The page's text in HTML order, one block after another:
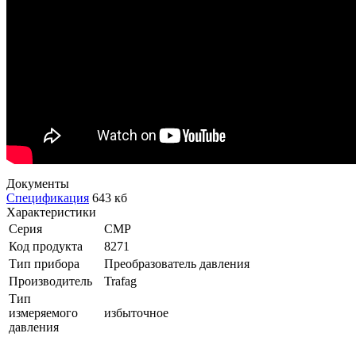
Документы
Спецификация 643 кб
Характеристики
Серия
CMP
Код продукта
8271
Тип прибора
Преобразователь давления
Производитель
Trafag
Тип
измеряемого
давления
избыточное